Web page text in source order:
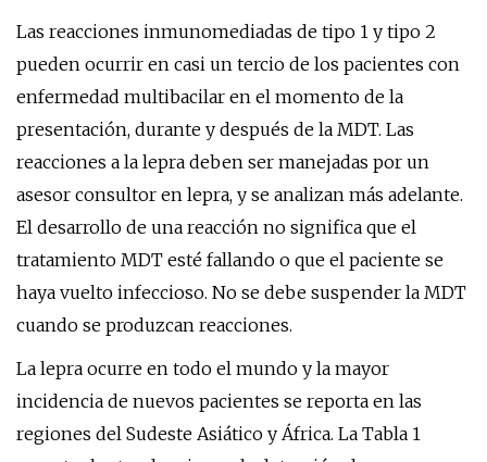
Las reacciones inmunomediadas de tipo 1 y tipo 2
pueden ocurrir en casi un tercio de los pacientes con
enfermedad multibacilar en el momento de la
presentación, durante y después de la MDT. Las
reacciones a la lepra deben ser manejadas por un
asesor consultor en lepra, y se analizan más adelante.
El desarrollo de una reacción no significa que el
tratamiento MDT esté fallando o que el paciente se
haya vuelto infeccioso. No se debe suspender la MDT
cuando se produzcan reacciones.
La lepra ocurre en todo el mundo y la mayor
incidencia de nuevos pacientes se reporta en las
regiones del Sudeste Asiático y África. La Tabla 1